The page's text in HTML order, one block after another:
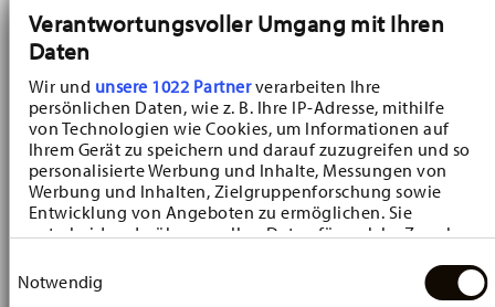
Verantwortungsvoller Umgang mit Ihren
Daten
Wir und unsere 1022 Partnerverarbeiten Ihre
persönlichen Daten, wie z. B. Ihre IP-Adresse, mithilfe
von Technologien wie Cookies, um Informationen auf
Ihrem Gerät zu speichern und darauf zuzugreifen und so
personalisierte Werbung und Inhalte, Messungen von
Werbung und Inhalten, Zielgruppenforschung sowie
Entwicklung von Angeboten zu ermöglichen. Sie
entscheiden darüber, wer Ihre Daten für welche Zwecke
Cookie-Erklärung oder durch Klicken auf das Privacy
Trigger Symbol ändern oder widerrufen
Notwendig
Collector's Items Christmas
Weihnachtsmarkt
Large Christmas tree top
30-day best price: